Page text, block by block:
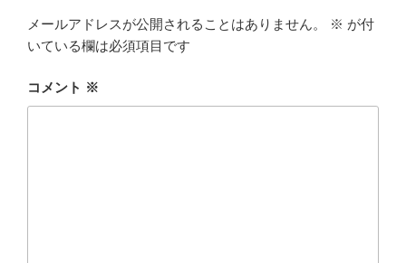
メールアドレスが公開されることはありません。 ※ が付
いている欄は必須項目です
コメント ※